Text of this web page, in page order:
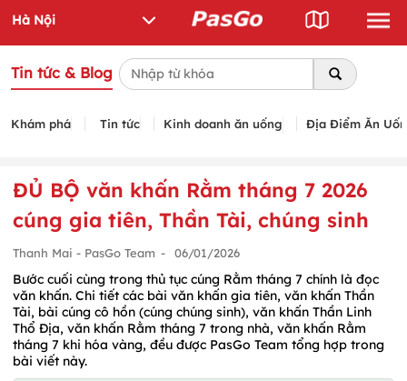
Tin tức & Blog
Khám phá Tin tức Kinh doanh ăn uống Địa Điểm Ăn
ĐỦ BỘ văn khấn Rằm tháng 7 2026
cúng gia tiên, Thần Tài, chúng sinh
Thanh Mai - PasGo Team - 06/01/2026
Bước cuối cùng trong thủ tục cúng Rằm tháng 7 chính là đọc
văn khấn. Chi tiết các bài văn khấn gia tiên, văn khấn Thần
Tài, bài cúng cô hồn (cúng chúng sinh), văn khấn Thần Linh
Thổ Địa, văn khấn Rằm tháng 7 trong nhà, văn khấn Rằm
tháng 7 khi hóa vàng, đều được PasGo Team tổng hợp trong
bài viết này.